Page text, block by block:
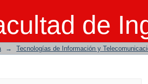
de
→ Tecnologías de Información y